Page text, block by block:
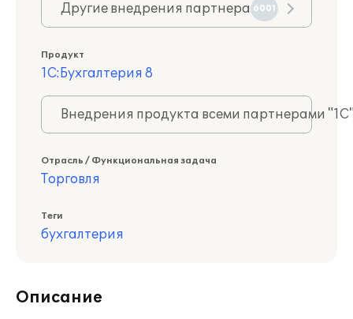
Другие внедрения партнера 6001
Продукт
1С:Бухгалтерия 8
Внедрения продукта всеми партнерами
Отрасль / Функциональная задача
Торговля
Теги
бухгалтерия
Описание